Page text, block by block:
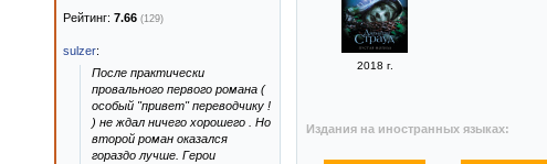
2018 г.
Издания на иностранных языках:
Рейтинг: 7.66 (129)
sulzer:
После практически
провального первого романа (
особый "привет" переводчику !
) не ждал ничего хорошего . Но
второй роман оказался
гораздо лучше. Герои